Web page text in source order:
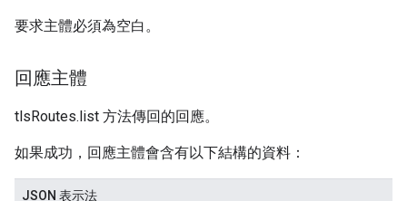
要求主體必須為空白。
回應主體
tlsRoutes.list 方法傳回的回應。
如果成功，回應主體會含有以下結構的資料：
JSON 表示法